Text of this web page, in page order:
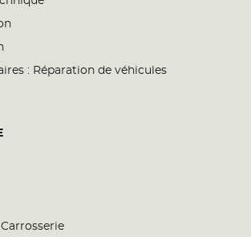
: Réparation de véhicules